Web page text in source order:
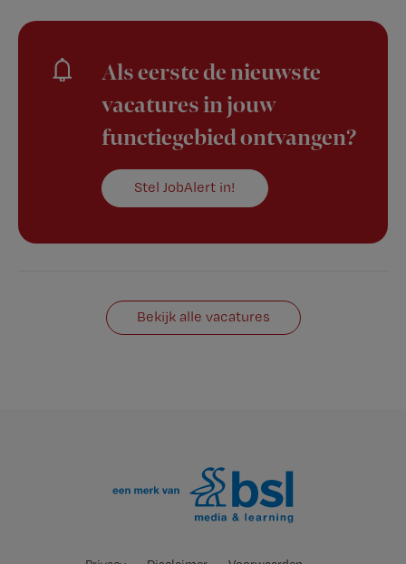
Als eerste de nieuwste
vacatures in jouw
functiegebied ontvangen?
Stel JobAlert in!
Bekijk alle vacatures